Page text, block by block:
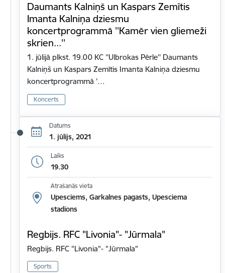
Daumants Kalniņš un Kaspars Zemītis
Imanta Kalniņa dziesmu
koncertprogrammā ''Kamēr vien gliemeži
skrien...''
1. jūlijā plkst. 19.00 KC ''Ulbrokas Pērle'' Daumants
Kalniņš un Kaspars Zemītis Imanta Kalniņa dziesmu
koncertprogrammā '…
Koncerts
Datums
1. jūlijs, 2021
Laiks
19.30
Atrašanās vieta
Upesciems, Garkalnes pagasts, Upesciema
stadions
Regbijs. RFC "Livonia"- "Jūrmala"
Regbijs. RFC "Livonia"- "Jūrmala"
Sports